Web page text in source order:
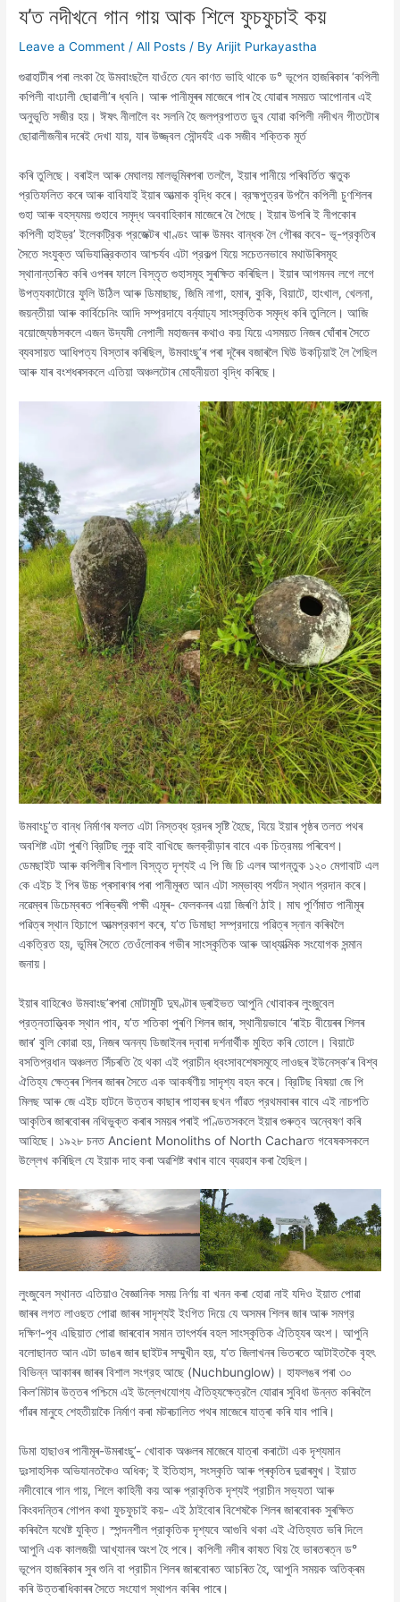
য’ত নদীখনে গান গায় আক শিলে ফুচফুচাই কয়
Leave a Comment /All Posts / ByArijit Purkayastha
গুৱাহাটীৰ পৰা লংকা হৈ উমবাংছলৈ যাওঁতে যেন কাণত ভাহি থাকে ড° ভূপেন হাজৰিকাৰ ‘কপিলী
কপিলী বাংঢালী ছোৱালী’ৰ ধ্বনি। আৰু পানীমূৰৰ মাজেৰে পাৰ হৈ যোৱাৰ সময়ত আপোনাৰ এই
অনুভূতি সজীর হয়। ঈষৎ নীলালৈ বং সলনি হৈ জলপ্রপাতত ডুব যোৱা কপিলী নদীখন গীতটোৰ
ছোৱালীজনীৰ দৰেই দেখা যায়, যাৰ উজ্জ্বল সৌন্দর্যই এক সজীব শক্তিক মূর্ত
কৰি তুলিছে। বৰাইল আৰু মেঘালয় মালভূমিৰপৰা তললৈ, ইয়াৰ পানীয়ে পৰিবর্তিত ঋতুক
প্রতিফলিত কৰে আৰু বাবিযাই ইয়াৰ আত্মাক বৃদ্ধি কৰে। ব্রহ্মপুত্রৰ উপনৈ কপিলী চুণশিলৰ
গুহা আৰু বহস্যময় গুহাবে সমৃদ্ধ অববাহিকাৰ মাজেৰে বৈ গৈছে। ইয়াৰ উপৰি ই নীপকোৰ
কপিলী হাইড্র’ ইলেকট্রিক প্রজেক্টৰ খাণ্ডং আৰু উমবং বান্ধক লৈ গৌৰৱ কবে- ভূ-প্রকৃতিৰ
সৈতে সংযুক্ত অভিযান্ত্রিকতাব আশ্চর্যব এটা প্রকল্প যিয়ে সচেতনভাবে মথাউৰিসমূহ
স্থানান্তৰিত কৰি ওপৰৰ ফালে বিস্তৃত গুহাসমূহ সুৰক্ষিত কৰিছিল। ইয়াৰ আগমনব লগে লগে
উপত্যকাটোরে ফুলি উঠিল আৰু ডিমাছাছ, জিমি নাগা, হমাৰ, কুকি, বিয়াটে, হাংখাল, খেলনা,
জয়ন্তীয়া আৰু কার্বিচেনিং আদি সম্প্রদাযে বর্ন্যাঢ্য সাংস্কৃতিক সমৃদ্ধ কৰি তুলিলে। আজি
বয়োজ্যেষ্ঠসকলে এজন উদ্যমী নেপালী মহাজনৰ কথাও কয় যিয়ে এসময়ত নিজৰ ঘোঁৰাৰ সৈতে
ব্যবসায়ত আধিপত্য বিস্তাৰ কৰিছিল, উমবাংছু’ৰ পৰা দূৰৈৰ বজাৰলৈ ঘিউ উকঢ়িয়াই লৈ গৈছিল
আৰু যাৰ বংশধৰসকলে এতিয়া অঞ্চলটোৰ মোহনীয়তা বৃদ্ধি কৰিছে।
উমবাংচু’ত বান্ধ নিৰ্মাণৰ ফলত এটা নিস্তব্ধ হ্রদৰ সৃষ্টি হৈছে, যিয়ে ইয়াৰ পৃষ্ঠৰ তলত পথৰ
অবশিষ্ট এটা পুৰণি ব্রিটিছ লুকু বাই বাখিছে জলক্রীড়াৰ বাবে এক চিত্রময় পৰিবেশ।
ডেমছাইট আৰু কপিলীৰ বিশাল বিস্তৃত দৃশ্যই এ পি জি চি এলৰ আগন্তুক ১২০ মেগাবাট এল
কে এইচ ই পিৰ উচ্চ প্ৰসাৰণৰ পৰা পানীমূৰত আন এটা সম্ভাব্য পর্যটন স্থান প্রদান কৰে।
নৱেম্বৰ ডিচেম্বৰত পৰিভ্ৰমী পক্ষী এমূৰ- ফেলকনৰ এয়া জিৰণি ঠাই। মাঘ পূর্ণিমাত পানীমূৰ
পৱিত্ৰ স্থান হিচাপে আত্মপ্রকাশ কৰে, য’ত ডিমাছা সম্প্রদায়ে পৱিত্ৰ স্নান কৰিবলৈ
একত্রিত হয়, ভূমিৰ সৈতে তেওঁলোকৰ গভীৰ সাংস্কৃতিক আৰু আধ্যাত্মিক সংযোগক সন্মান
জনায়।
ইয়াৰ বাহিৰেও উমবাংছ’ৰপৰা মোটামুটি দুঘণ্টাৰ ড্ৰাইভত আপুনি খোবাকৰ লুংজুবেল
প্রত্নতাত্ত্বিক স্থান পাব, য’ত শতিকা পুৰণি শিলৰ জাৰ, স্থানীয়ভাবে ‘ৰাইচ বীয়েৰৰ শিলৰ
জাৰ’ বুলি কোৱা হয়, নিজৰ অনন্য ডিজাইনৰ দ্বাৰা দৰ্শনাৰ্থীক মুহিত কৰি তোলে। বিয়াটে
বসতিপ্রধান অঞ্চলত সিঁচৰতি হৈ থকা এই প্রাচীন ধ্বংসাবশেষসমূহে লাওছৰ ইউনেস্ক’ৰ বিশ্ব
ঐতিহ্য ক্ষেত্ৰৰ শিলৰ জাৰৰ সৈতে এক আকর্ষণীয় সাদৃশ্য বহন কৰে। ব্রিটিছ বিষয়া জে পি
মিলছ আৰু জে এইচ হাটনে উত্তৰ কাছাৰ পাহাৰৰ ছখন গাঁৱত প্রথমবাৰৰ বাবে এই নাচপতি
আকৃতিৰ জাৰবোৰৰ নথিভুক্ত কৰাৰ সময়ৰ পৰাই পণ্ডিতসকলে ইয়াৰ গুৰুত্ব অন্বেষণ কৰি
আহিছে। ১৯২৮ চনত Ancient Monoliths of North Cacharত গবেষকসকলে
উল্লেখ কৰিছিল যে ইয়াক দাহ কৰা অৱশিষ্ট ৰখাৰ বাবে ব্যৱহাৰ কৰা হৈছিল।
লুংজুবেল স্থানত এতিয়াও বৈজ্ঞানিক সময় নির্ণয় বা খনন কৰা হোৱা নাই যদিও ইয়াত পোৱা
জাৰৰ লগত লাওছত পোৱা জাৰৰ সাদৃশ্যই ইংগিত দিয়ে যে অসমৰ শিলৰ জাৰ আৰু সমগ্র
দক্ষিণ-পূব এছিয়াত পোৱা জাৰবোৰ সমান তাৎপৰ্যৰ বহল সাংস্কৃতিক ঐতিহ্যৰ অংশ। আপুনি
বলোছানত আন এটা ডাঙৰ জাৰ ছাইটৰ সম্মুখীন হয়, য’ত জিলাখনৰ ভিতৰতে আটাইতকৈ বৃহৎ
বিভিন্ন আকাৰৰ জাৰৰ বিশাল সংগ্রহ আছে (Nuchbunglow)। হাফলঙৰ পৰা ৩০
কিল’মিটাৰ উত্তৰ পশ্চিমে এই উল্লেখযোগ্য ঐতিহ্যক্ষেত্রলৈ যোৱাৰ সুবিধা উন্নত কৰিবলৈ
গাঁৱৰ মানুহে শেহতীয়াকৈ নিৰ্মাণ কৰা মটৰচালিত পথৰ মাজেৰে যাত্ৰা কৰি যাব পাৰি।
ডিমা হাছাওৰ পানীমূৰ-উমৰাংছু’- খোবাক অঞ্চলৰ মাজেৰে যাত্ৰা কৰাটো এক দৃশ্যমান
দুঃসাহসিক অভিযানতকৈও অধিক; ই ইতিহাস, সংস্কৃতি আৰু প্ৰকৃতিৰ দুৱাৰমুখ। ইয়াত
নদীবোৰে গান গায়, শিলে কাহিনী কয় আৰু প্রাকৃতিক দৃশ্যই প্রাচীন সভ্যতা আৰু
কিংবদন্তিৰ গোপন কথা ফুচফুচাই কয়- এই ঠাইবোৰ বিশেষকৈ শিলৰ জাৰবোৰক সুৰক্ষিত
কৰিবলৈ যথেষ্ট যুক্তি। স্পন্দনশীল প্রাকৃতিক দৃশ্যবে আগুবি থকা এই ঐতিহ্যত ভৰি দিলে
আপুনি এক কালজয়ী আখ্যানৰ অংশ হৈ পৰে। কপিলী নদীৰ কাষত থিয় হৈ ভাৰতৰত্ন ড°
ভূপেন হাজৰিকাৰ সুৰ শুনি বা প্রাচীন শিলৰ জাৰবোৰত আচৰিত হৈ, আপুনি সময়ক অতিক্ৰম
কৰি উত্তৰাধিকাৰৰ সৈতে সংযোগ স্থাপন কৰিব পাৰে।